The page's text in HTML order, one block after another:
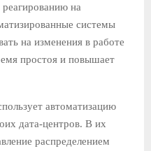
на
системы
на изменения в работе
простоя и повышает
автоматизацию
дата-центров. В их
распределением